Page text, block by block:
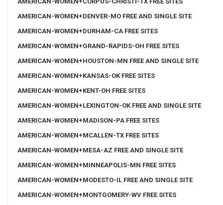
AMERICAN-WOMEN+DENVER-MO FREE AND SINGLE SITE
AMERICAN-WOMEN+DURHAM-CA FREE SITES
AMERICAN-WOMEN+GRAND-RAPIDS-OH FREE SITES
AMERICAN-WOMEN+HOUSTON-MN FREE AND SINGLE SITE
AMERICAN-WOMEN+KANSAS-OK FREE SITES
AMERICAN-WOMEN+KENT-OH FREE SITES
AMERICAN-WOMEN+LEXINGTON-OK FREE AND SINGLE SITE
AMERICAN-WOMEN+MADISON-PA FREE SITES
AMERICAN-WOMEN+MCALLEN-TX FREE SITES
AMERICAN-WOMEN+MESA-AZ FREE AND SINGLE SITE
AMERICAN-WOMEN+MINNEAPOLIS-MN FREE SITES
AMERICAN-WOMEN+MODESTO-IL FREE AND SINGLE SITE
AMERICAN-WOMEN+MONTGOMERY-WV FREE SITES